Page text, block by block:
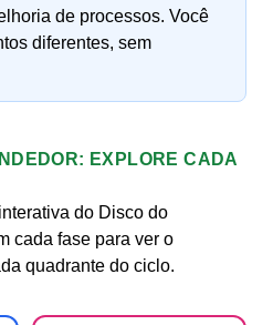
de processos. Você
diferentes, sem
EXPLORE CADA
do Disco do
cada fase para ver o
quadrante do ciclo.